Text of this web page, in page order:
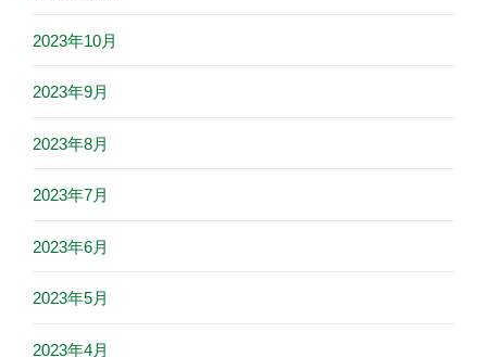
2023年10月
2023年9月
2023年8月
2023年7月
2023年6月
2023年5月
2023年4月